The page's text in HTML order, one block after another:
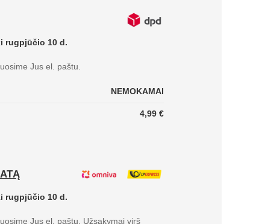
rugpjūčio 10 d.
Jus el. paštu.
NEMOKAMAI
4,99 €
rugpjūčio 10 d.
Jus el. paštu. Užsakymai virš